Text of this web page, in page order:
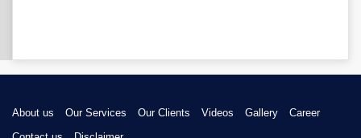
About us Our Services Our Clients Videos Gallery
Career